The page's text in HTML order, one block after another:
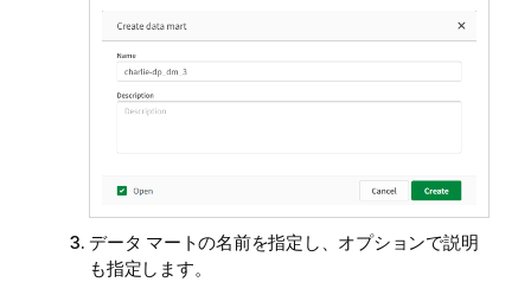
データ マートの名前を指定し、オプションで説明
も指定します。